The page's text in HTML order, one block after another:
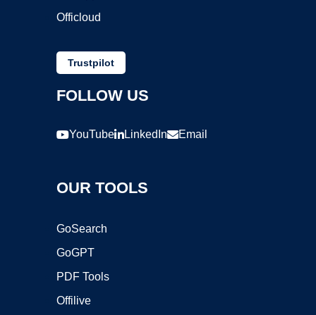
Officloud
Trustpilot
FOLLOW US
YouTube LinkedIn Email
OUR TOOLS
GoSearch
GoGPT
PDF Tools
Offilive